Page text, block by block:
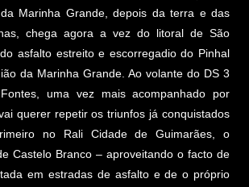
Marinha Grande, depois da terra e das
chega agora a vez do litoral de São
asfalto estreito e escorregadio do Pinhal
da Marinha Grande. Ao volante do DS 3
uma vez mais acompanhado por
querer repetir os triunfos já conquistados
no Rali Cidade de Guimarães, o
Castelo Branco – aproveitando o facto de
em estradas de asfalto e de o próprio